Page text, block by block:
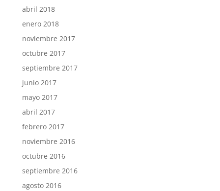
abril 2018
enero 2018
noviembre 2017
octubre 2017
septiembre 2017
junio 2017
mayo 2017
abril 2017
febrero 2017
noviembre 2016
octubre 2016
septiembre 2016
agosto 2016